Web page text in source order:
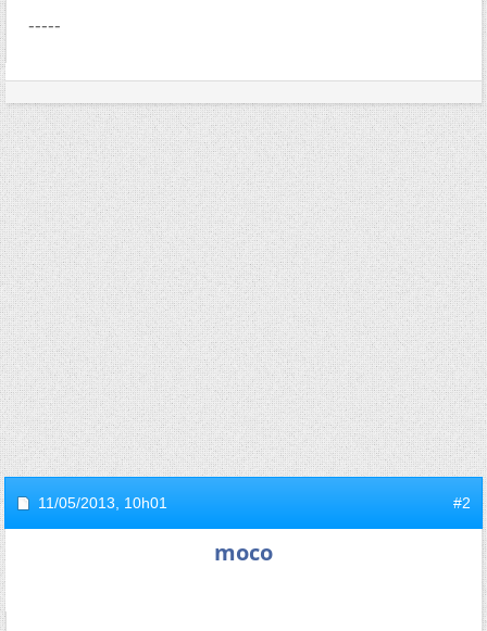
-----
11/05/2013, 10h01 #2
moco